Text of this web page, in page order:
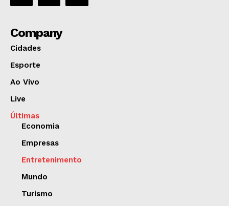
Company
Cidades
Esporte
Ao Vivo
Live
Últimas
Economia
Empresas
Entretenimento
Mundo
Turismo